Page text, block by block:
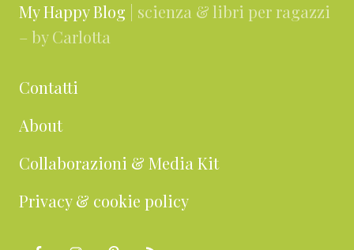
My Happy Blog | scienza & libri per ragazzi
– by Carlotta
Contatti
About
Collaborazioni & Media Kit
Privacy & cookie policy